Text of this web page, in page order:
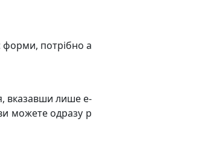
форми, потрібно а
вказавши лише e-
можете одразу р